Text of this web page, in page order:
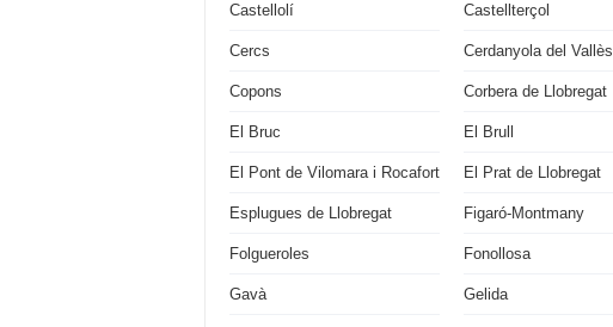
Castellolí Castellterçol
Cercs Cerdanyola del Vallès
Copons Corbera de Llobregat
El Bruc El Brull
El Pont de Vilomara i Rocafort El Prat de Llobregat
Esplugues de Llobregat Figaró-Montmany
Folgueroles Fonollosa
Gavà Gelida